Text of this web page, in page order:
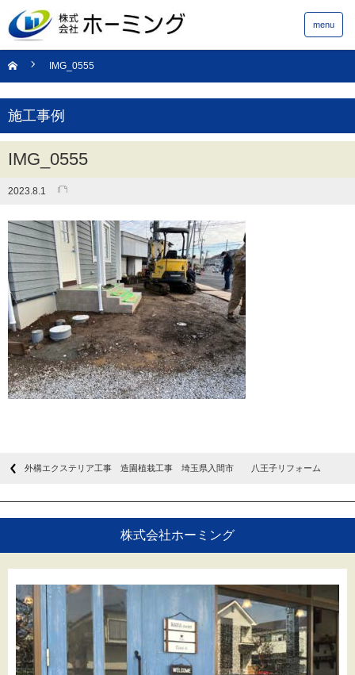
menu
IMG_0555
施工事例
IMG_0555
2023.8.1
外構エクステリア工事 造園植栽工事 埼玉県入間市 八王子リフォーム
株式会社ホーミング